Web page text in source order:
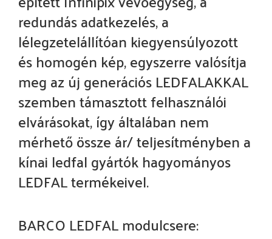
redundás adatkezelés, a
lélegzetelállítóan kiegyensúlyozott
és homogén kép, egyszerre valósítja
meg az új generációs LEDFALAKKAL
szemben támasztott felhasználói
elvárásokat, így általában nem
mérhető össze ár/ teljesítményben a
kínai ledfal gyártók hagyományos
LEDFAL termékeivel.
BARCO LEDFAL modulcsere: